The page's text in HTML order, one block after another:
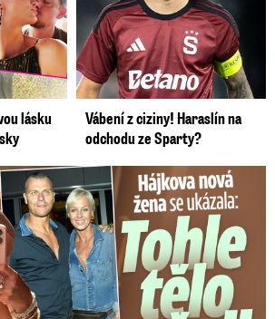
lásku
Vábení z ciziny! Haraslín na
odchodu ze Sparty?
Belo: Nová partnerka se ukázala...